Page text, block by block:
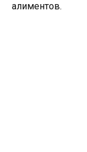
алиментов.